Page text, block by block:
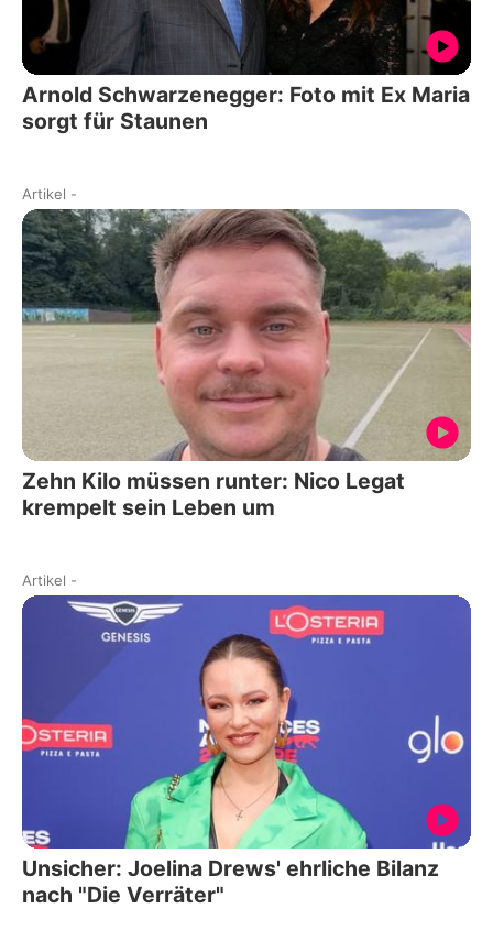
Arnold Schwarzenegger: Foto mit Ex Maria
sorgt für Staunen
Artikel -
Zehn Kilo müssen runter: Nico Legat
krempelt sein Leben um
Artikel -
Unsicher: Joelina Drews' ehrliche Bilanz
nach "Die Verräter"